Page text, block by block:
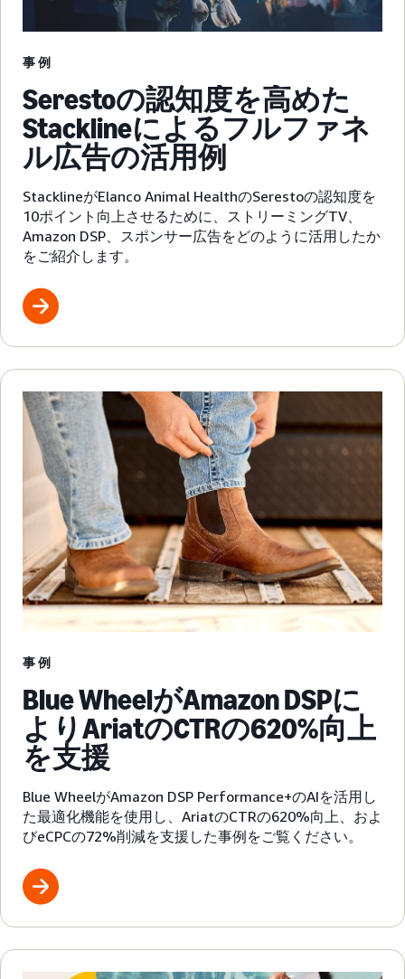
事例
Serestoの認知度を高めた
Stacklineによるフルファネ
ル広告の活用例
StacklineがElanco Animal HealthのSerestoの認知度を
10ポイント向上させるために、ストリーミングTV、
Amazon DSP、スポンサー広告をどのように活用したか
をご紹介します。
事例
Blue WheelがAmazon DSPに
よりAriatのCTRの620%向上
を支援
Blue WheelがAmazon DSP Performance+のAIを活用し
た最適化機能を使用し、AriatのCTRの620%向上、およ
びeCPCの72%削減を支援した事例をご覧ください。